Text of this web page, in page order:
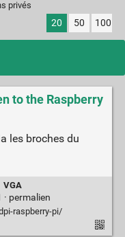
privés
20 50 100
to the Raspberry
les broches du
VGA
permalien
raspberry-pi/